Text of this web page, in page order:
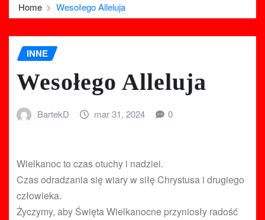
Home Wesołego Alleluja
INNE
Wesołego Alleluja
BartekD mar 31, 2024 0
Wielkanoc to czas otuchy i nadziei.
Czas odradzania się wiary w siłę Chrystusa i drugiego
człowieka.
Życzymy, aby Święta Wielkanocne przyniosły radość